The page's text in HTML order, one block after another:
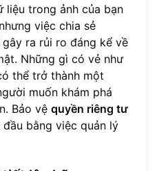
liệu trong ảnh của bạn
việc chia sẻ
ra rủi ro đáng kể về
Những gì có vẻ như
thể trở thành một
muốn khám phá
Bảo vệ quyền riêng tư
bằng việc quản lý